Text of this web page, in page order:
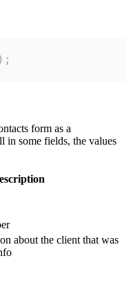
form as a
some fields, the values
about the client that was